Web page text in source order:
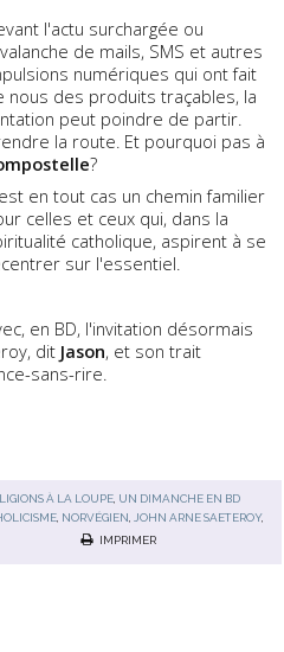
l'actu surchargée ou
de mails, SMS et autres
numériques qui ont fait
nous des produits traçables, la
peut poindre de partir.
la route. Et pourquoi pas à
?
en tout cas un chemin familier
celles et ceux qui, dans la
catholique, aspirent à se
sur l'essentiel.
en BD, l'invitation désormais
dit Jason, et son trait
sans-rire.
À LA LOUPE, UN DIMANCHE EN BD
, NORVÉGIEN,JOHN ARNE SAETEROY,
IMPRIMER